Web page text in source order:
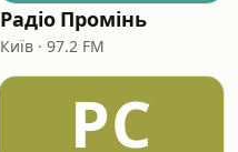
Радіо Промінь
Київ · 97.2 FM
РC